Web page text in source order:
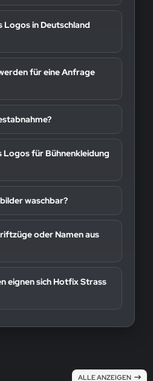
Logos in Deutschland
für eine Anfrage
Logos für Bühnenkleidung
waschbar?
oder Namen aus
eignen sich Hotfix Strass
ALLE ANZEIGEN